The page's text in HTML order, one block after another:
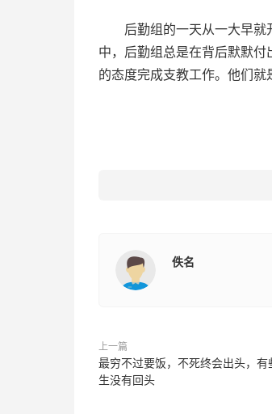
后勤组的一天从一大早就
中，后勤组总是在背后默默
的态度完成支教工作。他们就
佚名
上一篇
最穷不过要饭，不死终会出头，有
生没有回头